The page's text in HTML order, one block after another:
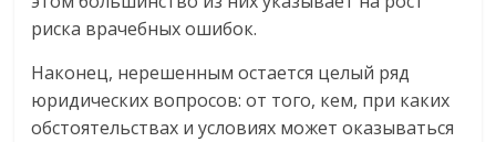
риска врачебных ошибок.
Наконец, нерешенным остается целый ряд
юридических вопросов: от того, кем, при каких
обстоятельствах и условиях может оказываться